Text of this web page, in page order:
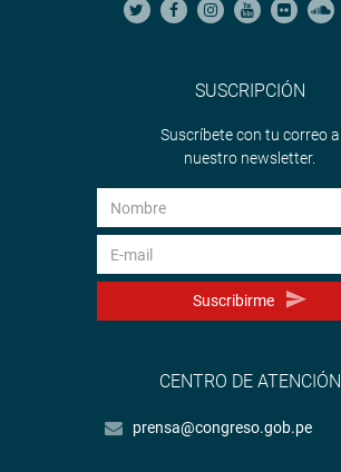
SUSCRIPCIÓN
Suscríbete con tu correo a
nuestro newsletter.
Suscribirme
CENTRO DE ATENCIÓN
prensa@congreso.gob.pe